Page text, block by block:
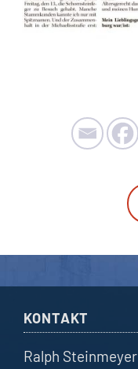
KONTAKT
Ralph Steinmeyer